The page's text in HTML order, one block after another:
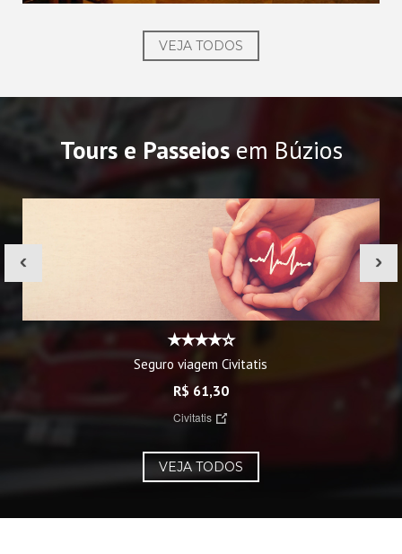
VEJA TODOS
Tours e Passeiosem Búzios
Seguro viagem Civitatis
R$ 61,30
Civitatis
‹ ›
VEJA TODOS